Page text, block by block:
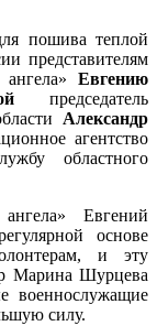
пошива теплой
представителям
Евгению
председатель
Александр
агентство
областного
Евгений
основе
и эту
Марина Шурцева
военнослужащие
силу.